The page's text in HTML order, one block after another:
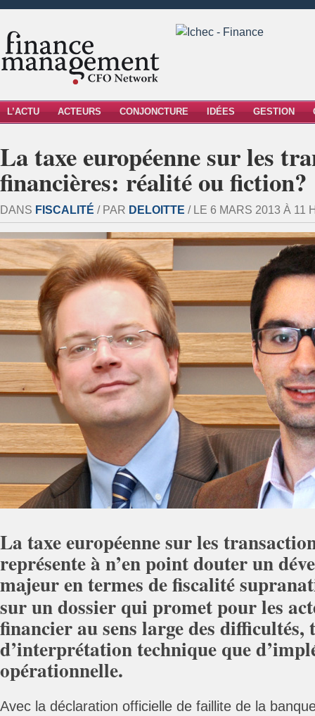
L’ACTU ACTEURS CONJONCTURE IDÉES GESTION
La taxe européenne sur les
financières: réalité ou fiction?
DANS FISCALITÉ / PAR DELOITTE / LE 6 MARS 2013 À 11
La taxe européenne sur les
représente à n’en point douter un
majeur en termes de fiscalité
sur un dossier qui promet pour les
financier au sens large des difficultés,
d’interprétation technique que
opérationnelle.
Avec la déclaration officielle de faillite de la